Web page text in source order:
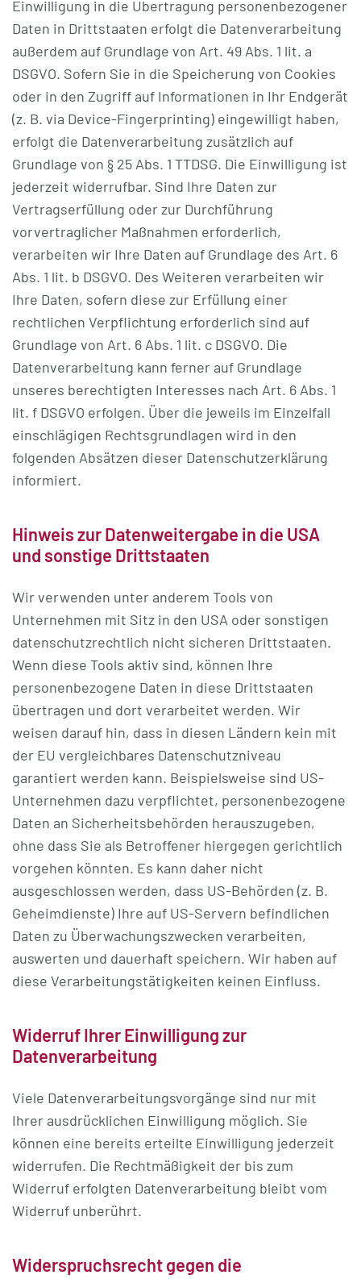
Einwilligung in die Übertragung personenbezogener
Daten in Drittstaaten erfolgt die Datenverarbeitung
außerdem auf Grundlage von Art. 49 Abs. 1 lit. a
DSGVO. Sofern Sie in die Speicherung von Cookies
oder in den Zugriff auf Informationen in Ihr Endgerät
(z. B. via Device-Fingerprinting) eingewilligt haben,
erfolgt die Datenverarbeitung zusätzlich auf
Grundlage von § 25 Abs. 1 TTDSG. Die Einwilligung ist
jederzeit widerrufbar. Sind Ihre Daten zur
Vertragserfüllung oder zur Durchführung
vorvertraglicher Maßnahmen erforderlich,
verarbeiten wir Ihre Daten auf Grundlage des Art. 6
Abs. 1 lit. b DSGVO. Des Weiteren verarbeiten wir
Ihre Daten, sofern diese zur Erfüllung einer
rechtlichen Verpflichtung erforderlich sind auf
Grundlage von Art. 6 Abs. 1 lit. c DSGVO. Die
Datenverarbeitung kann ferner auf Grundlage
unseres berechtigten Interesses nach Art. 6 Abs. 1
lit. f DSGVO erfolgen. Über die jeweils im Einzelfall
einschlägigen Rechtsgrundlagen wird in den
folgenden Absätzen dieser Datenschutzerklärung
informiert.
Hinweis zur Datenweitergabe in die USA
und sonstige Drittstaaten
Wir verwenden unter anderem Tools von
Unternehmen mit Sitz in den USA oder sonstigen
datenschutzrechtlich nicht sicheren Drittstaaten.
Wenn diese Tools aktiv sind, können Ihre
personenbezogene Daten in diese Drittstaaten
übertragen und dort verarbeitet werden. Wir
weisen darauf hin, dass in diesen Ländern kein mit
der EU vergleichbares Datenschutzniveau
garantiert werden kann. Beispielsweise sind US-
Unternehmen dazu verpflichtet, personenbezogene
Daten an Sicherheitsbehörden herauszugeben,
ohne dass Sie als Betroffener hiergegen gerichtlich
vorgehen könnten. Es kann daher nicht
ausgeschlossen werden, dass US-Behörden (z. B.
Geheimdienste) Ihre auf US-Servern befindlichen
Daten zu Überwachungszwecken verarbeiten,
auswerten und dauerhaft speichern. Wir haben auf
diese Verarbeitungstätigkeiten keinen Einfluss.
Widerruf Ihrer Einwilligung zur
Datenverarbeitung
Viele Datenverarbeitungsvorgänge sind nur mit
Ihrer ausdrücklichen Einwilligung möglich. Sie
können eine bereits erteilte Einwilligung jederzeit
widerrufen. Die Rechtmäßigkeit der bis zum
Widerruf erfolgten Datenverarbeitung bleibt vom
Widerruf unberührt.
Widerspruchsrecht gegen die